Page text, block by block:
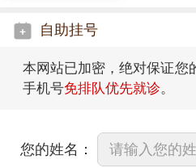
自助挂号
本网站已加密，绝对保证您
手机号免排队优先就诊。
您的姓名：